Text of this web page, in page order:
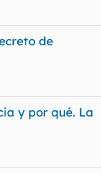
de
y por qué. La